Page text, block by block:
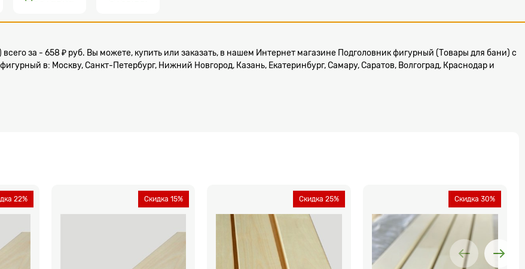
за - 658 ₽ руб. Вы можете, купить или заказать, в нашем Интернет магазине Подголовник фигурный (Товары для бани) с
в: Москву, Санкт-Петербург, Нижний Новгород, Казань, Екатеринбург, Самару, Саратов, Волгоград, Краснодар и
22% Скидка 15% Скидка 25% Скидка 30%